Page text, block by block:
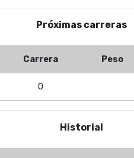
Próximas carreras
Carrera Peso
0
Historial